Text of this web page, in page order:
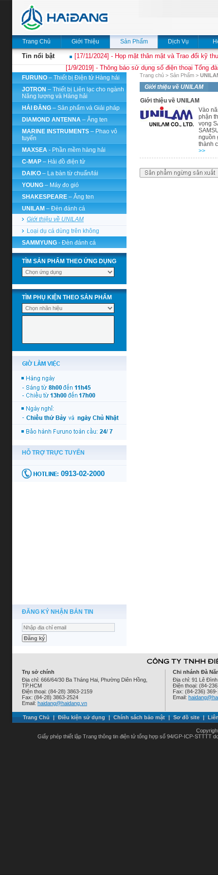
Trang Chủ Giới Thiệu Sản Phẩm Dịch Vụ
Tin nổi bật
[17/11/2024] - Họp mặt thân mật và Trao đổi kỹ
[1/9/2019] - Thông báo sử dụng số điện thoại Tổng
FURUNO – Thiết bị Điện tử Hàng hải
JOTRON – Thiết bị Liên lạc cho ngành
Năng lượng và Hàng hải
HẢI ĐĂNG – Sản phẩm và Giải pháp
DIAMOND ANTENNA – Ăng ten
MARINE INSTRUMENTS – Phao vô
tuyến
MAXSEA - Phần mềm hàng hải
C-MAP – Hải đồ điện tử
DAIKO – La bàn từ chuẩn/lái
YOUNG – Máy đo gió
SHAKESPEARE – Ăng ten
UNILAM – Đèn đánh cá
Giới thiệu về UNILAM
Loại dụ cá dùng trên không
SAMMYUNG - Đèn đánh cá
TÌM SẢN PHẨM THEO ỨNG DỤNG
TÌM PHỤ KIỆN THEO SẢN PHẨM
ĐĂNG KÝ NHẬN BẢN TIN
Trang chủ > Sản Phẩm >
Giới thiệu về UNILAM
Giới thiệu về UNILAM
Vào
phận
vọng
nguồn
thành
>>
Trụ sở chính
Địa chỉ: 666/64/30 Ba Tháng Hai, Phường Diên Hồng,
TP.HCM
Điện thoại: (84-28) 3863-2159
Fax: (84-28) 3863-2524
Email: haidang@haidang.vn
Chi nhánh Đà
Địa chỉ: 91 Lê
Điện thoại: (84-
Fax: (84-236)
Email:
Trang Chủ | Điều kiện sử dụng | Chính sách bảo mật | Sơ đồ site |
Giấy phép thiết lập Trang thông tin điện tử tổng hợp số 94/GP-ICP-STTTT